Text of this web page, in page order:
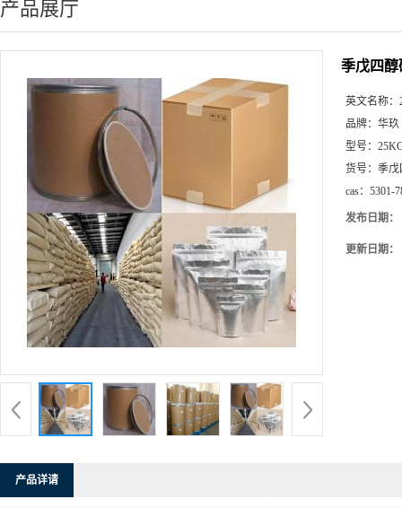
产品展厅
季戊四醇
英文名称：
品牌： 华玖
型号：
货号： 季戊
cas： 5301-
发布日期：
更新日期：
产品详请